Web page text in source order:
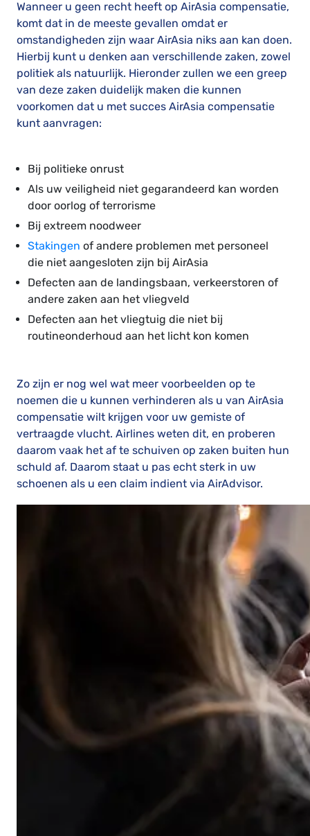
Wanneer u geen recht heeft op AirAsia compensatie,
komt dat in de meeste gevallen omdat er
omstandigheden zijn waar AirAsia niks aan kan doen.
Hierbij kunt u denken aan verschillende zaken, zowel
politiek als natuurlijk. Hieronder zullen we een greep
van deze zaken duidelijk maken die kunnen
voorkomen dat u met succes AirAsia compensatie
kunt aanvragen:
Bij politieke onrust
Als uw veiligheid niet gegarandeerd kan worden
door oorlog of terrorisme
Bij extreem noodweer
Stakingen of andere problemen met personeel
die niet aangesloten zijn bij AirAsia
Defecten aan de landingsbaan, verkeerstoren of
andere zaken aan het vliegveld
Defecten aan het vliegtuig die niet bij
routineonderhoud aan het licht kon komen
Zo zijn er nog wel wat meer voorbeelden op te
noemen die u kunnen verhinderen als u van AirAsia
compensatie wilt krijgen voor uw gemiste of
vertraagde vlucht. Airlines weten dit, en proberen
daarom vaak het af te schuiven op zaken buiten hun
schuld af. Daarom staat u pas echt sterk in uw
schoenen als u een claim indient via AirAdvisor.